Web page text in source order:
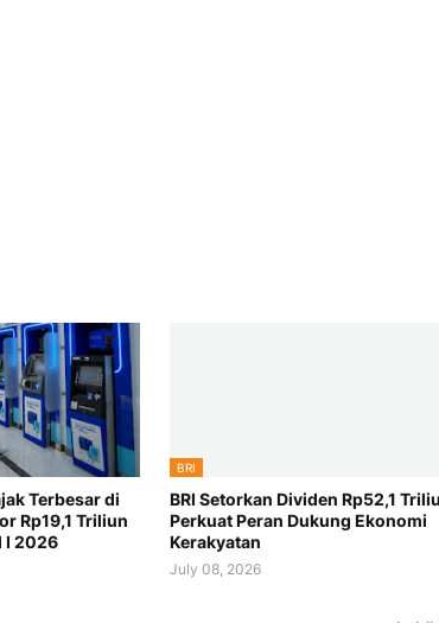
Terbesar di
Rp19,1 Triliun
I 2026
BRI
BRI Setorkan Dividen Rp52,1
Perkuat Peran Dukung Ekonomi
Kerakyatan
July 08, 2026